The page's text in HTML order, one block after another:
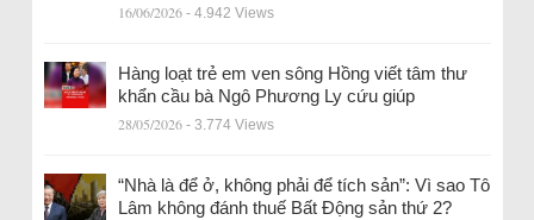
16/06/2026 - 4.942 Views
Hàng loạt trẻ em ven sông Hồng viết tâm thư
khẩn cầu bà Ngô Phương Ly cứu giúp
28/05/2026 - 3.774 Views
“Nhà là để ở, không phải để tích sản”: Vì sao Tô
Lâm không đánh thuế Bất Động sản thứ 2?